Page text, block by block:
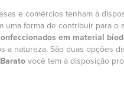
e comércios tenham à
uma forma de contribuir para
em material
a natureza. São duas opções
você tem à disposição